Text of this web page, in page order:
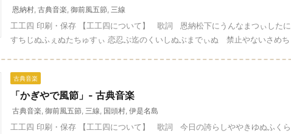
恩納村, 古典音楽, 御前風五節, 三線
工工四 印刷・保存 【工工四について】 歌詞 恩納松下にうんなまつぃした
すちじぬふぇぬたちゅすぃ 恋忍ぶ迄のくいしぬぶまでぃぬ 禁止やないさめ
古典音楽
「かぎやで風節」- 古典音楽
古典音楽, 御前風五節, 三線, 国頭村, 伊是名島
工工四 印刷・保存 【工工四について】 歌詞 今日の誇らしややきゆぬふく